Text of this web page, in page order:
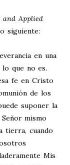
and Applied
siguiente:
en una
lo que no es.
fe en Cristo
de los
suponer la
mismo
tierra, cuando
Mis